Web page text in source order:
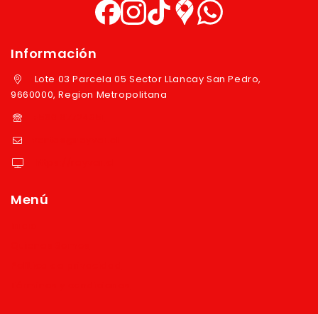
Información
Lote 03 Parcela 05 Sector LLancay San Pedro,
9660000, Region Metropolitana
Menú